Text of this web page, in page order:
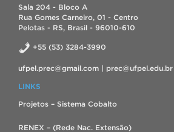
Sala 204 - Bloco A
Rua Gomes Carneiro, 01 - Centro
Pelotas - RS, Brasil - 96010-610
+55 (53) 3284-3990
ufpel.prec@gmail.com | prec@ufpel.edu.br
LINKS
Projetos – Sistema Cobalto
RENEX – (Rede Nac. Extensão)